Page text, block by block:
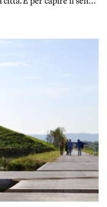
gli ultimi 100 anni